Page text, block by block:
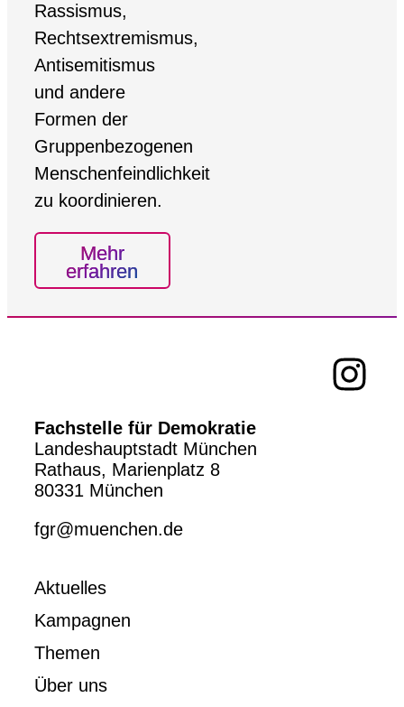
Rassismus,
Rechtsextremismus,
Antisemitismus
und andere
Formen der
Gruppenbezogenen
Menschenfeindlichkeit
zu koordinieren.
Mehr
erfahren
Fachstelle für Demokratie
Landeshauptstadt München
Rathaus, Marienplatz 8
80331 München
fgr@muenchen.de
Aktuelles
Kampagnen
Themen
Über uns